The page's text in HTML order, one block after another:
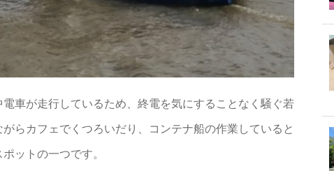
車が走行しているため、終電を気にすることなく騒ぐ若
らカフェでくつろいだり、コンテナ船の作業していると
ットの一つです。